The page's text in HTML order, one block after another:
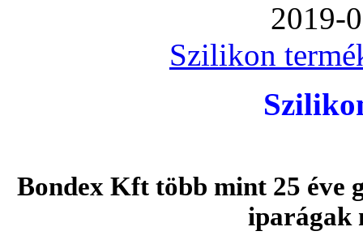
2019-
Szilikon
Bondex Kft több mint 25 éve
iparágak